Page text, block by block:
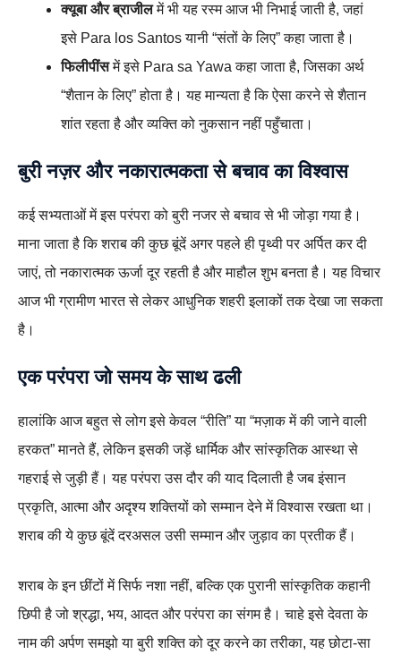
क्यूबा और ब्राजीलमें भी यह रस्म आज भी निभाई जाती है, जहां
इसे Para los Santos यानी “संतों के लिए” कहा जाता है।
फिलीपींसमें इसे Para sa Yawa कहा जाता है, जिसका अर्थ
“शैतान के लिए” होता है। यह मान्यता है कि ऐसा करने से शैतान
शांत रहता है और व्यक्ति को नुकसान नहीं पहुँचाता।
बुरी नज़र और नकारात्मकता से बचाव का विश्वास
कई सभ्यताओं में इस परंपरा को बुरी नजर से बचाव से भी जोड़ा गया है।
माना जाता है कि शराब की कुछ बूंदें अगर पहले ही पृथ्वी पर अर्पित कर दी
जाएं, तो नकारात्मक ऊर्जा दूर रहती है और माहौल शुभ बनता है। यह विचार
आज भी ग्रामीण भारत से लेकर आधुनिक शहरी इलाकों तक देखा जा सकता
है।
एक परंपरा जो समय के साथ ढली
हालांकि आज बहुत से लोग इसे केवल “रीति” या “मज़ाक में की जाने वाली
हरकत” मानते हैं, लेकिन इसकी जड़ें धार्मिक और सांस्कृतिक आस्था से
गहराई से जुड़ी हैं। यह परंपरा उस दौर की याद दिलाती है जब इंसान
प्रकृति, आत्मा और अदृश्य शक्तियों को सम्मान देने में विश्वास रखता था।
शराब की ये कुछ बूंदें दरअसल उसी सम्मान और जुड़ाव का प्रतीक हैं।
शराब के इन छींटों में सिर्फ नशा नहीं, बल्कि एक पुरानी सांस्कृतिक कहानी
छिपी है जो श्रद्धा, भय, आदत और परंपरा का संगम है। चाहे इसे देवता के
नाम की अर्पण समझो या बुरी शक्ति को दूर करने का तरीका, यह छोटा-सा